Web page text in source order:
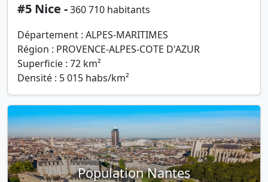
#5 Nice -360 710 habitants
Département : ALPES-MARITIMES
Région : PROVENCE-ALPES-COTE D'AZUR
Superficie : 72 km²
Densité : 5 015 habs/km²
Population Nantes